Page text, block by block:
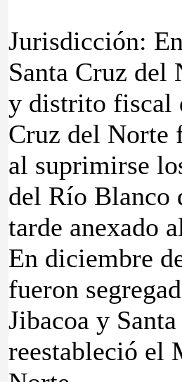
Jurisdicción:
Santa Cruz
y distrito fiscal
Cruz del Norte
al suprimirse
del Río Blanco
tarde anexado
En diciembre
fueron
Jibacoa y
reestableció el